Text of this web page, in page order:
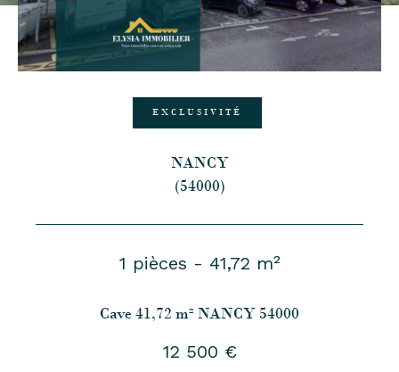
EXCLUSIVITÉ
NANCY
(54000)
1 pièces - 41,72 m²
Cave 41,72 m² NANCY 54000
12 500 €